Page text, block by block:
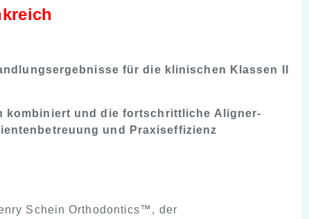
für die klinischen Klassen II
kombiniert und die fortschrittliche Aligner-
und Praxiseffizienz
Schein Orthodontics™, der